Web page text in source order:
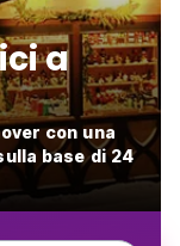
a
con una
base di 24